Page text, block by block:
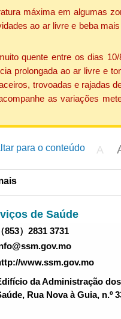
máxima em algumas
ao ar livre e beba
quente entre os dias
prolongada ao ar livre e
trovoadas e rajadas
as variações
para o conteúdo A
de Saúde
（853）2831 3731
www.ssm.gov.mo
da Administração
Rua Nova à Guia, n.º